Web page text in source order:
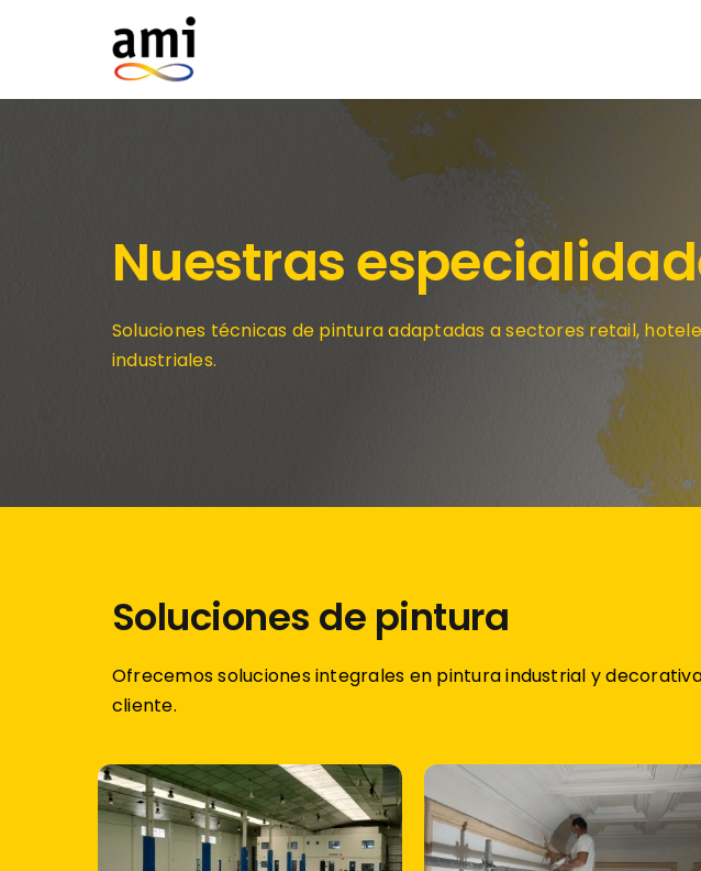
Nuestras
Soluciones técnicas de pintura adaptadas a sectores retail,
industriales.
Soluciones de pintura
Ofrecemos soluciones integrales en pintura industrial y
cliente.